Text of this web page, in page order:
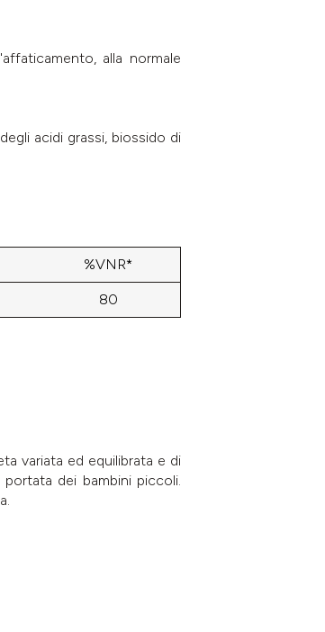
alla normale
acidi grassi, biossido di
%VNR*
80
variata ed equilibrata e di
dei bambini piccoli.